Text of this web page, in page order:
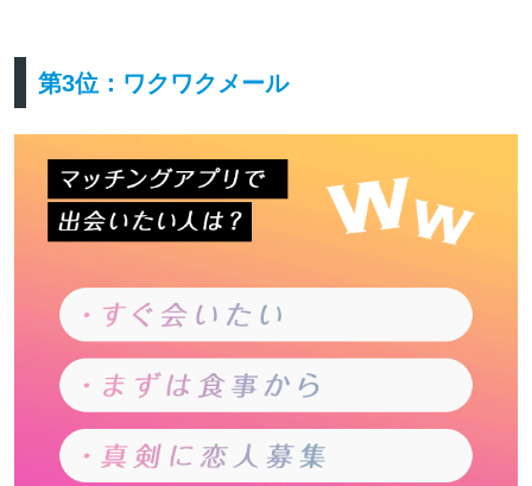
第3位：ワクワクメール